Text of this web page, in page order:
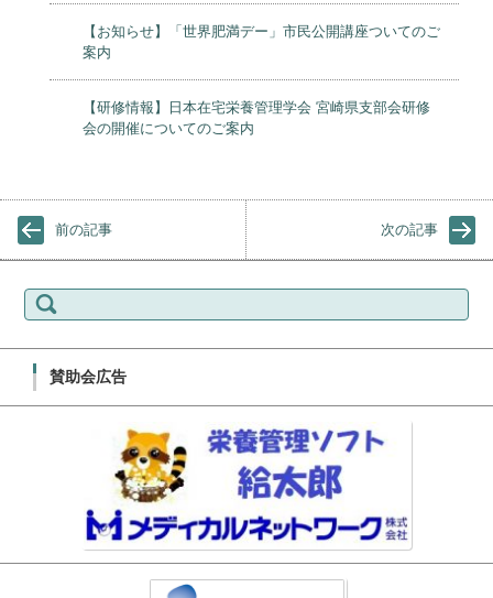
【お知らせ】「世界肥満デー」市民公開講座ついてのご
案内
【研修情報】日本在宅栄養管理学会 宮崎県支部会研修
会の開催についてのご案内
前の記事 次の記事
賛助会広告